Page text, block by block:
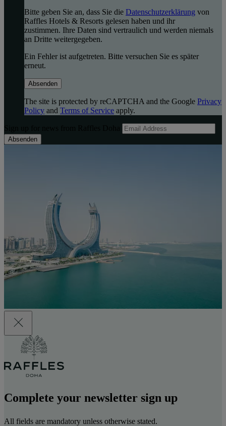
Bitte geben Sie an, dass Sie die Datenschutzerklärung von
Raffles Hotels & Resorts gelesen haben und ihr
zustimmen. Ihre Daten sind vertraulich und werden niemals
an Dritte weitergegeben.
Ein Fehler ist aufgetreten. Bitte versuchen Sie es später
erneut.
Absenden
The site is protected by reCAPTCHA and the Google Privacy
Policy and Terms of Service apply.
Absenden
Complete your newsletter sign up
All fields are mandatory unless otherwise stated.